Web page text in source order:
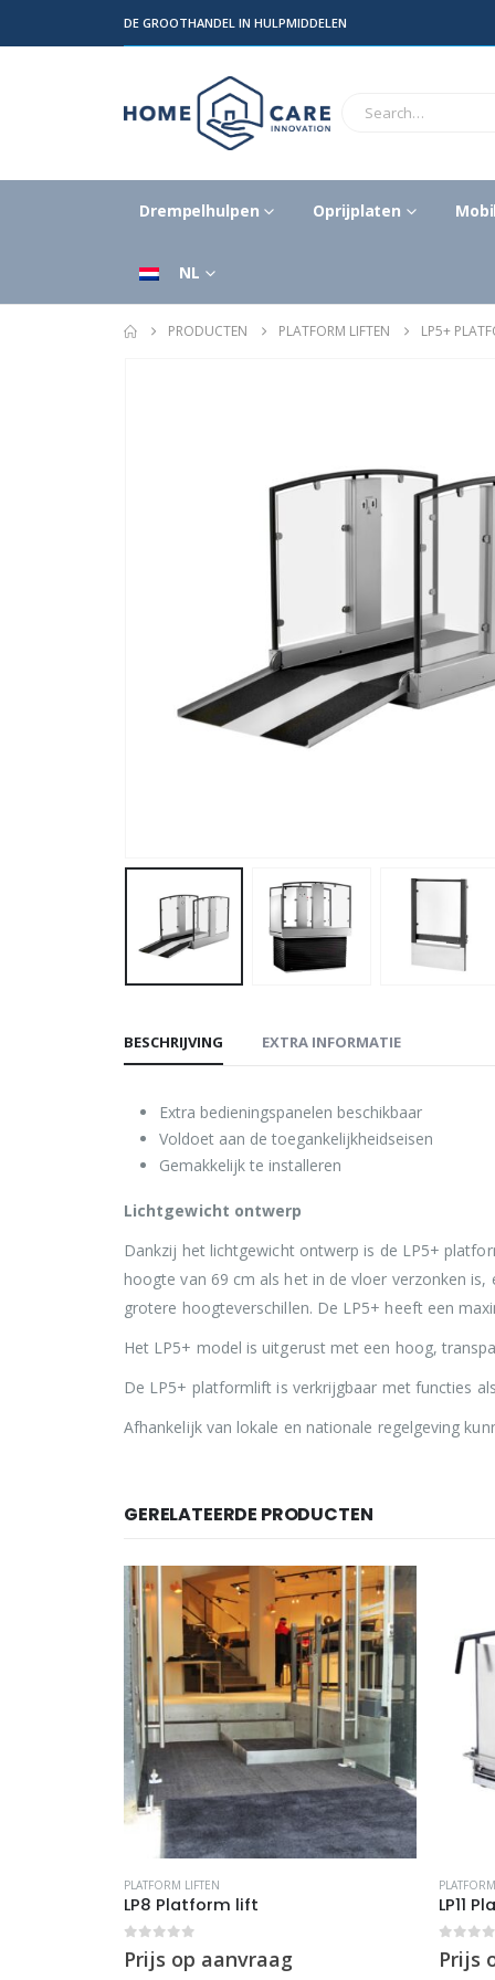
DE GROOTHANDEL IN HULPMIDDELEN
Drempelhulpen Oprijplaten
NL
PRODUCTEN PLATFORM LIFTEN LP5+
BESCHRIJVING EXTRA INFORMATIE
Extra bedieningspanelen beschikbaar
Voldoet aan de toegankelijkheidseisen
Gemakkelijk te installeren
Lichtgewicht ontwerp
Dankzij het lichtgewicht ontwerp is de LP5+
hoogte van 69 cm als het in de vloer verzonken
grotere hoogteverschillen. De LP5+ heeft een
Het LP5+ model is uitgerust met een hoog,
De LP5+ platformlift is verkrijgbaar met functies
Afhankelijk van lokale en nationale regelgeving
GERELATEERDE PRODUCTEN
PLATFORM LIFTEN
LP8 Platform lift
out of 5
Prijs op aanvraag
LP11
out
Prijs